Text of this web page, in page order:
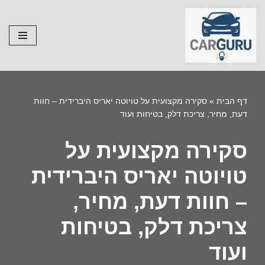
Skip
to
content
דף הבית » סקירה מקצועית על טויוטה יאריס היברידית – חוות
דעת, מחיר, צריכת דלק, בטיחות ועוד
סקירה מקצועית על
טויוטה יאריס היברידית
– חוות דעת, מחיר,
צריכת דלק, בטיחות
ועוד